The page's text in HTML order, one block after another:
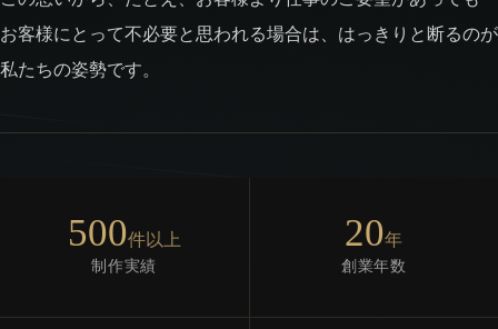
お客様にとって不必要と思われる場合は、はっきりと断るのが
私たちの姿勢です。
500件以上
制作実績
20年
創業年数